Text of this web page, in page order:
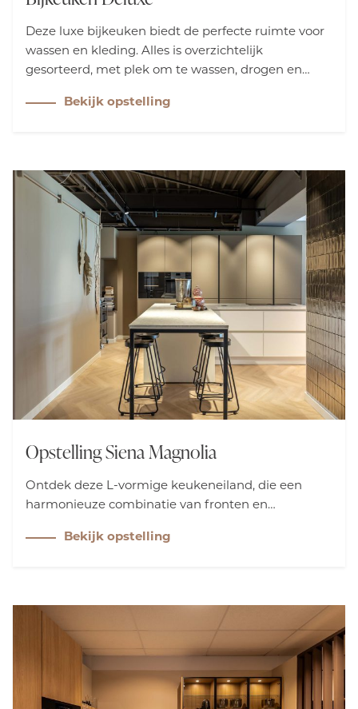
Deze luxe bijkeuken biedt de perfecte ruimte voor
wassen en kleding. Alles is overzichtelijk
gesorteerd, met plek om te wassen, drogen en
opgeruimde uitstraling, waardoor deze functionele
Bekijk opstelling
Opstelling Siena Magnolia
Ontdek deze L-vormige keukeneiland, die een
harmonieuze combinatie van fronten en
perfect voor ontbijt of borrel. De grote kastenwand
Bekijk opstelling